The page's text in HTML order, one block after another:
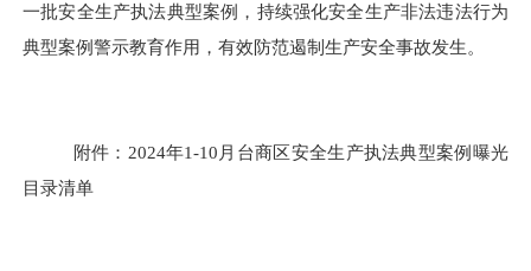
一批安全生产执法典型案例 ，持续强化安全生产非法违法行为
典型案例警示教育作用，有效防范遏制生产安全事故发生。
附件： 2024年1-10月台商区安全生产执法典型案例曝光
目录清单